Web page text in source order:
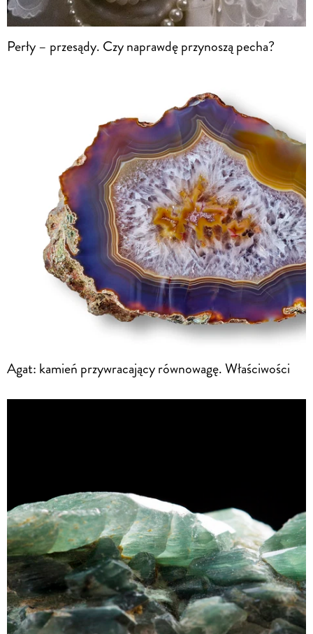
Perły – przesądy. Czy naprawdę przynoszą pecha?
Agat: kamień przywracający równowagę. Właściwości